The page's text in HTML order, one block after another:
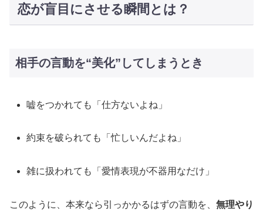
恋が盲目にさせる瞬間とは？
相手の言動を“美化”してしまうとき
嘘をつかれても「仕方ないよね」
約束を破られても「忙しいんだよね」
雑に扱われても「愛情表現が不器用なだけ」
このように、本来なら引っかかるはずの言動を、 無理やり